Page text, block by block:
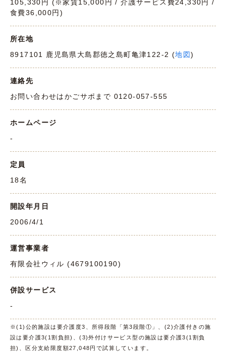
105,330円 (※家賃15,000円 / 介護サービス費24,330円 /
食費36,000円)
所在地
8917101 鹿児島県大島郡徳之島町亀津122-2 (地図)
連絡先
お問い合わせはかごサポまで 0120-057-555
ホームページ
-
定員
18名
開設年月日
2006/4/1
運営事業者
有限会社ウィル (4679100190)
併設サービス
-
※(1)公的施設は要介護度3、所得段階「第3段階①」、(2)介護付きの施
設は要介護3(1割負担)、(3)外付けサービス型の施設は要介護3(1割負
担)、区分支給限度額27,048円で試算しています。